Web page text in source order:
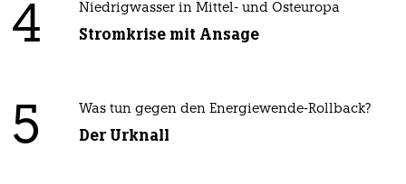
4 Niedrigwasser in Mittel- und Osteuropa
Stromkrise mit Ansage
5 Was tun gegen den Energiewende-Rollback?
Der Urknall